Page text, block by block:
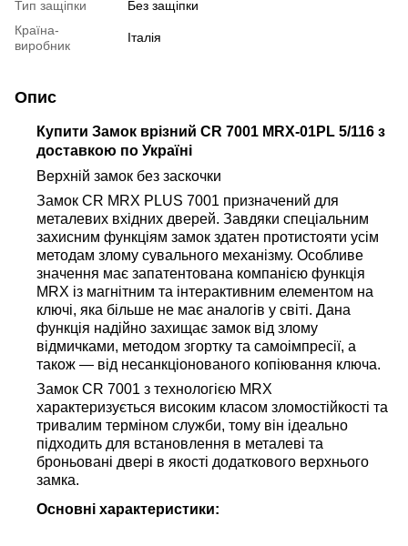
Тип защіпки
Без защіпки
Країна-
виробник
Італія
Опис
Купити Замок врізний CR 7001 MRX-01PL 5/116 з
доставкою по Україні
Верхній замок без заскочки
Замок СR MRX PLUS 7001 призначений для
металевих вхідних дверей. Завдяки спеціальним
захисним функціям замок здатен протистояти усім
методам злому сувального механізму. Особливе
значення має запатентована компанією функція
MRX із магнітним та інтерактивним елементом на
ключі, яка більше не має аналогів у світі. Дана
функція надійно захищає замок від злому
відмичками, методом згортку та самоімпресії, а
також — від несанкціонованого копіювання ключа.
Замок CR 7001 з технологією MRX
характеризується високим класом зломостійкості та
тривалим терміном служби, тому він ідеально
підходить для встановлення в металеві та
броньовані двері в якості додаткового верхнього
замка.
Основні характеристики: